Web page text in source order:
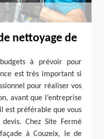
nettoyage de
à prévoir pour
est très important si
pour réaliser vos
avant que l’entreprise
est préférable que vous
Chez Site Fermé
à Couzeix, le de